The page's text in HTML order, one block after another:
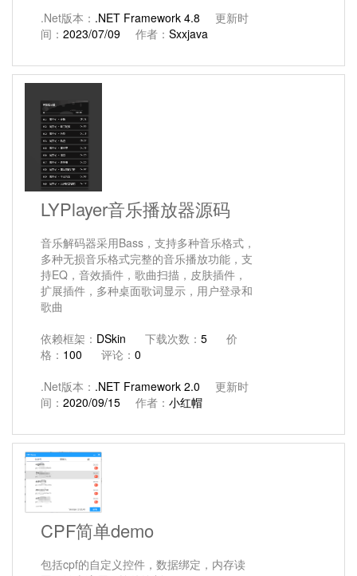
.Net版本： .NET Framework 4.8
更新时
间： 2023/07/09 作者： Sxxjava
LYPlayer音乐播放器源码
音乐解码器采用Bass，支持多种音乐格式，
多种无损音乐格式完整的音乐播放功能，支
持EQ，音效插件，歌曲扫描，皮肤插件，
扩展插件，多种桌面歌词显示，用户登录和
歌曲
依赖框架： DSkin 下载次数： 5
价
格： 100 评论： 0
.Net版本： .NET Framework 2.0
更新时
间： 2020/09/15 作者： 小红帽
CPF简单demo
包括cpf的自定义控件，数据绑定，内存读